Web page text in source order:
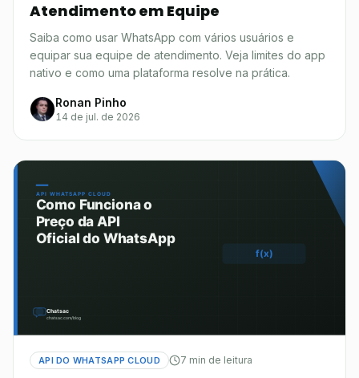
Atendimento em Equipe
Saiba como usar WhatsApp com vários usuários e
equipar sua equipe de atendimento. Veja limites do app
nativo e como uma plataforma resolve na prática.
Ronan Pinho
14 de jul. de 2026
API DO WHATSAPP CLOUD 7 min de leitura